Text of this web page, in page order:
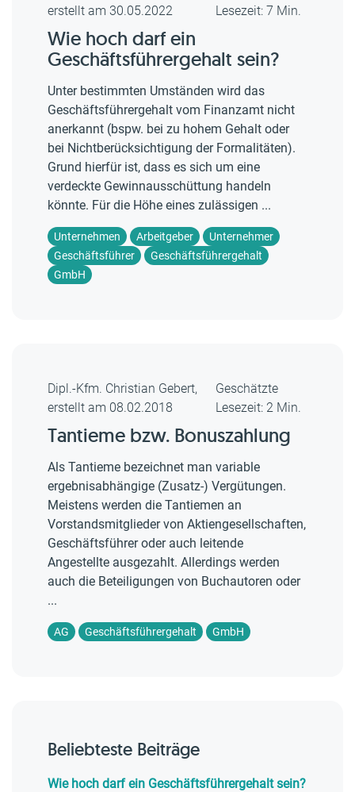
erstellt am 30.05.2022
Lesezeit: 7 Min.
Wie hoch darf ein
Geschäftsführergehalt sein?
Unter bestimmten Umständen wird das
Geschäftsführergehalt vom Finanzamt nicht
anerkannt (bspw. bei zu hohem Gehalt oder
bei Nichtberücksichtigung der Formalitäten).
Grund hierfür ist, dass es sich um eine
verdeckte Gewinnausschüttung handeln
könnte. Für die Höhe eines zulässigen ...
Unternehmen Arbeitgeber
Unternehmer
Geschäftsführer
Geschäftsführergehalt
GmbH
Dipl.-Kfm. Christian Gebert,
erstellt am 08.02.2018
Geschätzte
Lesezeit: 2 Min.
Tantieme bzw. Bonuszahlung
Als Tantieme bezeichnet man variable
ergebnisabhängige (Zusatz-) Vergütungen.
Meistens werden die Tantiemen an
Vorstandsmitglieder von Aktiengesellschaften,
Geschäftsführer oder auch leitende
Angestellte ausgezahlt. Allerdings werden
auch die Beteiligungen von Buchautoren oder
...
AG Geschäftsführergehalt GmbH
Beliebteste Beiträge
Wie hoch darf ein Geschäftsführergehalt sein?